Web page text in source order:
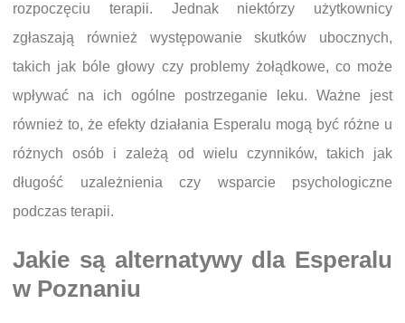
rozpoczęciu terapii. Jednak niektórzy użytkownicy
zgłaszają również występowanie skutków ubocznych,
takich jak bóle głowy czy problemy żołądkowe, co może
wpływać na ich ogólne postrzeganie leku. Ważne jest
również to, że efekty działania Esperalu mogą być różne u
różnych osób i zależą od wielu czynników, takich jak
długość uzależnienia czy wsparcie psychologiczne
podczas terapii.
Jakie są alternatywy dla Esperalu
w Poznaniu